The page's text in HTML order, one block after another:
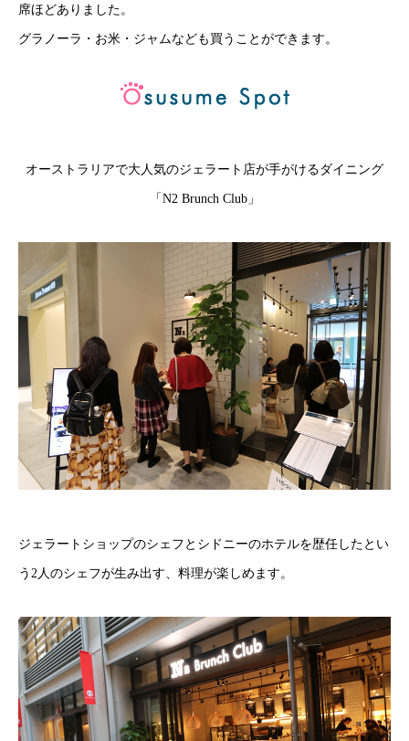
席ほどありました。
グラノーラ・お米・ジャムなども買うことができます。
オーストラリアで大人気のジェラート店が手がけるダイニング
「N2 Brunch Club」
ジェラートショップのシェフとシドニーのホテルを歴任したとい
う2人のシェフが生み出す、料理が楽しめます。